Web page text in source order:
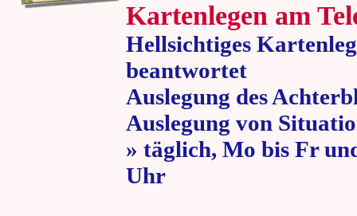
Kartenlegen am
Hellsichtiges
beantwortet
Auslegung des
Auslegung von
» täglich, Mo bis Fr
Uhr » 80